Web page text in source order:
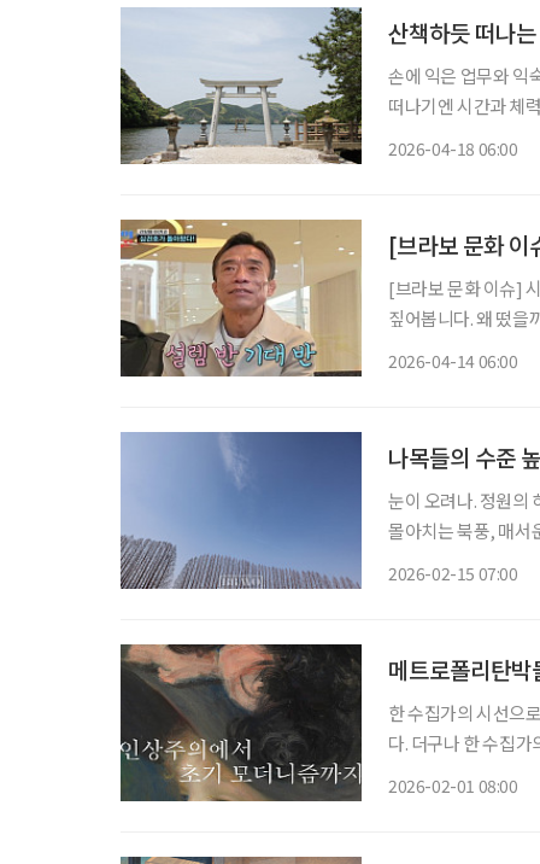
산책하듯 떠나
손에 익은 업무와 익숙해
떠나기엔 시간과 체
2026-04-18 06:00
[브라보 문화 이
[브라보 문화 이슈]
짚어봅니다. 왜 떴을까? 레슬링 국가대표 출신 심권호가 최근 대중의 관심을 한 몸에 받고 있
2026-04-14 06:00
나목들의 수준
눈이 오려나. 정원의
몰아치는 북풍, 매서
2026-02-15 07:00
메트로폴리탄박
한 수집가의 시선으
다. 더구나 한 수집
2026-02-01 08:00